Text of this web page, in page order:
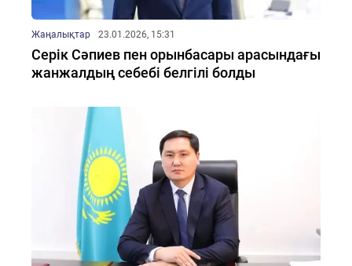
Жаңалықтар 23.01.2026, 15:31
Серік Сәпиев пен орынбасары арасындағы
жанжалдың себебі белгілі болды